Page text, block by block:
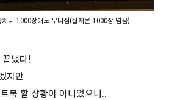
치니 1000장대도 무너짐(실제론 1000장 넘음)
냈다!
지만
북 할 상황이 아니었으니..